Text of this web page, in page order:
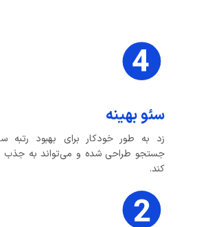
سئو بهینه
زد به طور خودکار برای بهبود رتبه
جستجو طراحی شده و می‌تواند به جذب
کند.